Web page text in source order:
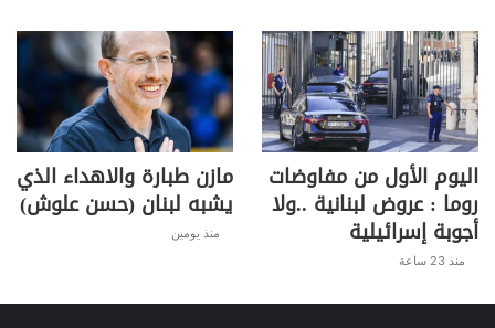
اليوم الأول من مفاوضات
روما : عروض لبنانية ..ولا
أجوبة إسرائيلية
منذ 23 ساعة
مازن طبارة والاهداء الذي
يشبه لبنان (حسن علوش)
منذ يومين